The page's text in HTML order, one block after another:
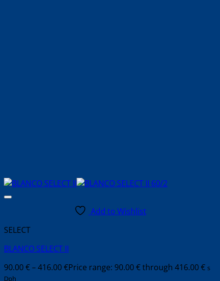
Add to Wishlist
SELECT
BLANCO SELECT II
90.00€–416.00€Price range: 90.00 € through 416.00 € s
Dph